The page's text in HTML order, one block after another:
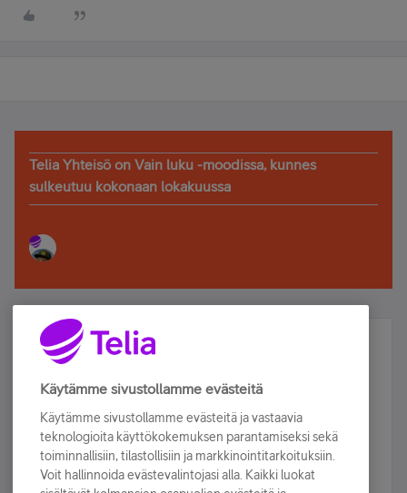
Telia Yhteisö on Vain luku -moodissa, kunnes
sulkeutuu kokonaan lokakuussa
Älä jää paitsi – osallistu ja voita!
Tilaa Telian uutiskirje ja olet mukana arvonnassa.
sähköpostiisi.
Tilaa nyt
Käytämme sivustollamme evästeitä
Käytämme sivustollamme evästeitä ja vastaavia
teknologioita käyttökokemuksen parantamiseksi sekä
toiminnallisiin, tilastollisiin ja markkinointitarkoituksiin.
Voit hallinnoida evästevalintojasi alla. Kaikki luokat